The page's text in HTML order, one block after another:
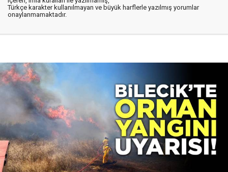
Türkçe karakter kullanılmayan ve büyük harflerle yazılmış yorumlar
onaylanmamaktadır.